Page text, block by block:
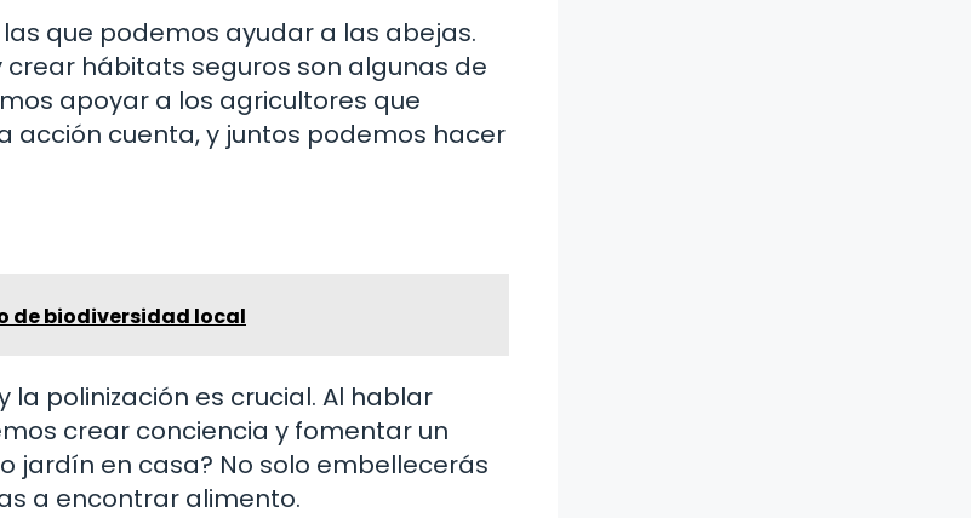
que podemos ayudar a las abejas.
hábitats seguros son algunas de
apoyar a los agricultores que
acción cuenta, y juntos podemos hacer
de biodiversidad local
polinización es crucial. Al hablar
crear conciencia y fomentar un
jardín en casa? No solo embellecerás
a encontrar alimento.